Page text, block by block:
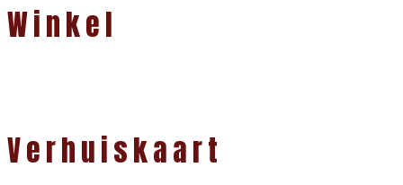
Winkel
Verhuiskaart